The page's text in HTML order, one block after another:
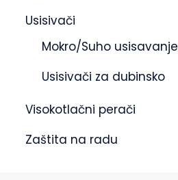
Usisivači
Mokro/Suho usisavanje
Usisivači za dubinsko
Visokotlačni perači
Zaštita na radu